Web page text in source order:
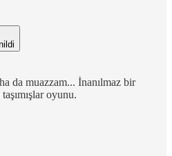
da muazzam... İnanılmaz bir
oyunu.